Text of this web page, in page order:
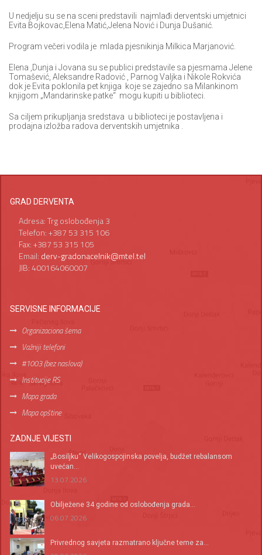
U nedjelju su se na sceni predstavili najmlađi derventski umjetnici
Evita Bojkovac,Elena Matić,Jelena Nović i Dunja Dušanić.
Program večeri vodila je mlada pjesnikinja Milkica Marjanović.
Elena ,Dunja i Jovana su se publici predstavile sa pjesmama Jelene
Tomašević, Aleksandre Radović , Parnog Valjka i Nikole Rokvića
dok je Evita poklonila pet knjiga koje se zajedno sa Milankinom
knjigom „Mandarinske patke“ mogu kupiti u biblioteci.
Sa ciljem prikupljanja sredstava u biblioteci je postavljena i
prodajna izložba radova derventskih umjetnika .
GRAD DERVENTA
Adresa: Trg oslobođenja 3
Telefon: +387 53 315 106
Fax: +387 53 315 105
Email: derv-gradonacelnik@mtel.tel
JIB: 400164060007
SERVISNE INFORMACIJE
Organizaciona šema
Važniji telefoni
#1003 (bez naslova)
Institucije RS
Mapa grada
Mapa opštine
ZADNJE VIJESTI
„Bosiljku“ Velikogospojinska povelja, budžet rebalansom
uvećan...
13.07.2026
Оbilježene 34 godine od oslobođenja grada...
06.07.2026
Privrednog savjeta razmatrano ključne teme za...